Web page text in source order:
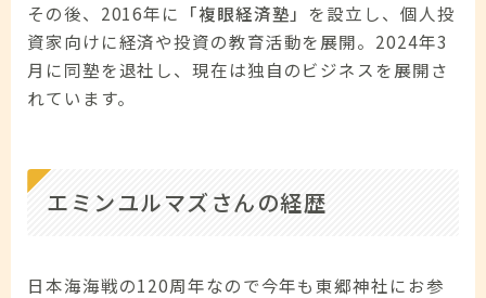
その後、2016年に 「複眼経済塾」 を設立し、個人投
資家向けに経済や投資の教育活動を展開。2024年3
月に同塾を退社し、現在は独自のビジネスを展開さ
れています。
エミンユルマズさんの経歴
日本海海戦の120周年なので今年も東郷神社にお参